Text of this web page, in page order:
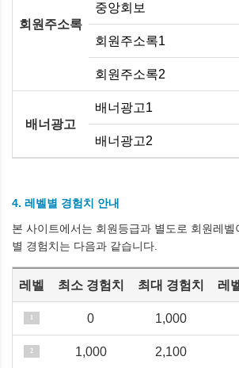
회원주소록
중앙회보
회원주소록1
회원주소록2
배너광고
배너광고1
배너광고2
4. 레벨별 경험치 안내
본 사이트에서는 회원등급과 별도로 회원레벨
별 경험치는 다음과 같습니다.
레벨 최소 경험치 최대 경험치 레
0 1,000
2 1,000 2,100